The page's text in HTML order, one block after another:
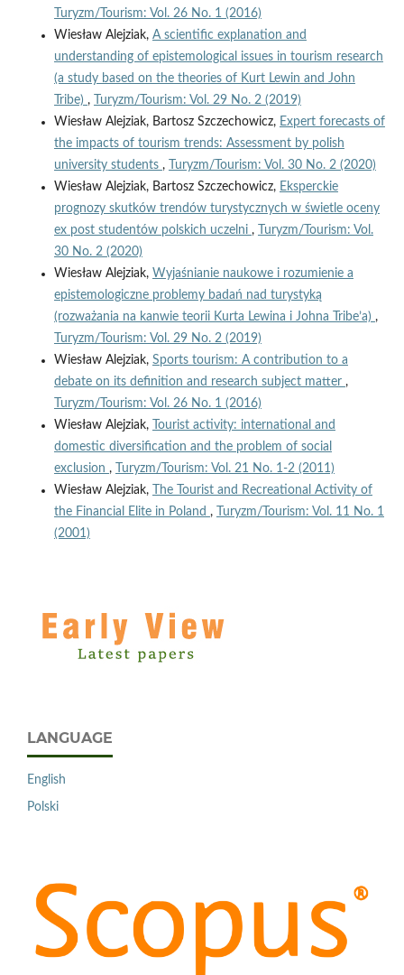
Turyzm/Tourism: Vol. 26 No. 1 (2016)
Wiesław Alejziak, A scientific explanation and
understanding of epistemological issues in tourism research
(a study based on the theories of Kurt Lewin and John
Tribe) ,
Turyzm/Tourism: Vol. 29 No. 2 (2019)
Wiesław Alejziak, Bartosz Szczechowicz, Expert forecasts of
the impacts of tourism trends: Assessment by polish
university students ,
Turyzm/Tourism: Vol. 30 No. 2 (2020)
Wiesław Alejziak, Bartosz Szczechowicz, Eksperckie
prognozy skutków trendów turystycznych w świetle oceny
ex post studentów polskich uczelni ,
Turyzm/Tourism: Vol.
30 No. 2 (2020)
Wiesław Alejziak, Wyjaśnianie naukowe i rozumienie a
epistemologiczne problemy badań nad turystyką
(rozważania na kanwie teorii Kurta Lewina i Johna Tribe’a) ,
Turyzm/Tourism: Vol. 29 No. 2 (2019)
Wiesław Alejziak, Sports tourism: A contribution to a
debate on its definition and research subject matter ,
Turyzm/Tourism: Vol. 26 No. 1 (2016)
Wiesław Alejziak,
Tourist activity: international and
domestic diversification and the problem of social
exclusion ,
Turyzm/Tourism: Vol. 21 No. 1-2 (2011)
Wiesław Alejziak,
The Tourist and Recreational Activity of
the Financial Elite in Poland ,
Turyzm/Tourism: Vol. 11 No. 1
(2001)
LANGUAGE
English
Polski